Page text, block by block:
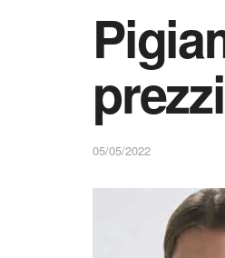
prezzi
05/05/2022